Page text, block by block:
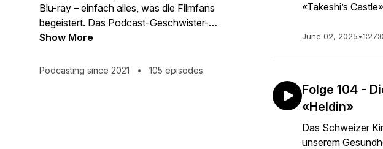
Blu-ray – einfach alles, was die Filmfans
begeistert. Das Podcast-Geschwister-
Duo Anja und Jan haben die Filmliebe im
aktuelle Neustarts aus Hollywood,
Show More
Podcasting since 2021 • 105 episodes
«Takeshi’s
June 02, 2025•
Folge 104 -
«Heldin»
Das Schweizer
unserem